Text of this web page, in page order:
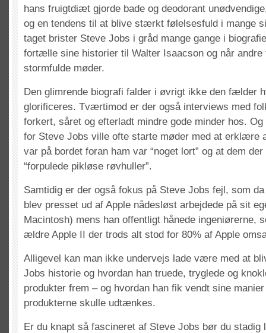
hans fruigtdiæt gjorde bade og deodorant
og en tendens til at blive stærkt følelsesfuld i mange
taget brister Steve Jobs i gråd mange gange i
fortælle sine historier til Walter Isaacson og når
stormfulde møder.
Den glimrende biografi falder i øvrigt ikke den fælder
glorificeres. Tværtimod er der også interviews med
forkert, såret og efterladt mindre gode minder hos.
for Steve Jobs ville ofte starte møder med at erklære
var på bordet foran ham var “noget lort” og at dem
“forpulede pikløse røvhuller”.
Samtidig er der også fokus på Steve Jobs fejl, som
blev presset ud af Apple nådesløst arbejdede på sit
Macintosh) mens han offentligt hånede ingeniørerne,
ældre Apple II der trods alt stod for 80% af Apple
Alligevel kan man ikke undervejs lade være med at
Jobs historie og hvordan han truede, tryglede og
produkter frem – og hvordan han fik vendt sine
produkterne skulle udtænkes.
Er du knapt så fascineret af Steve Jobs bør du